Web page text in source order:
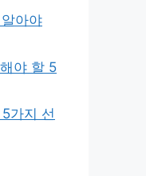
아야
야 할 5
가지 선